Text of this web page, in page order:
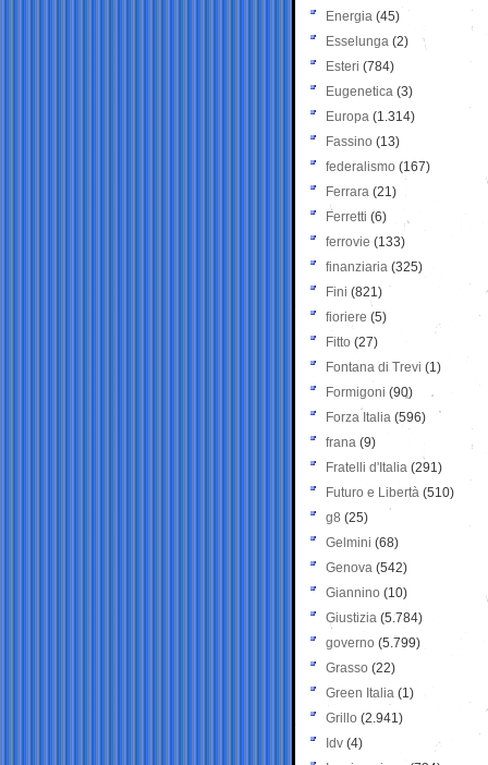
Energia (45)
Esselunga (2)
Esteri (784)
Eugenetica (3)
Europa (1.314)
Fassino (13)
federalismo (167)
Ferrara (21)
Ferretti (6)
ferrovie (133)
finanziaria (325)
Fini (821)
fioriere (5)
Fitto (27)
Fontana di Trevi (1)
Formigoni (90)
Forza Italia (596)
frana (9)
Fratelli d'Italia (291)
Futuro e Libertà (510)
g8 (25)
Gelmini (68)
Genova (542)
Giannino (10)
Giustizia (5.784)
governo (5.799)
Grasso (22)
Green Italia (1)
Grillo (2.941)
Idv (4)